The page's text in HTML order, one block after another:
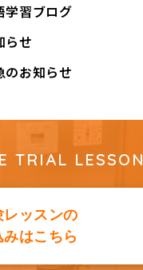
学習ブログ
らせ
のお知らせ
TRIAL LESSON
レッスンの
みはこちら